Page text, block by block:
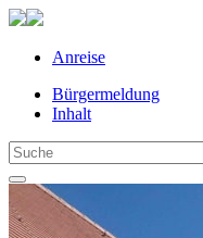
Anreise
Bürgermeldung
Inhalt